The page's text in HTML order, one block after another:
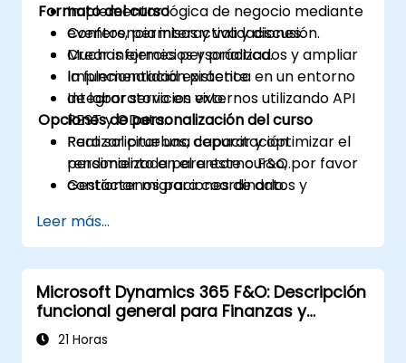
Implementar lógica de negocio mediante
eventos, permisos y validaciones.
Crear informes personalizados y ampliar
la funcionalidad existente.
Integrar servicios externos utilizando API
REST y OData.
Realizar pruebas, depurar y optimizar el
rendimiento en el entorno F&O.
Gestionar migraciones de datos y
Formato del curso
Conferencia interactiva y discusión.
Muchas ejercicios y práctica.
Implementación práctica en un entorno
de laboratorio en vivo.
Opciones de personalización del curso
Para solicitar una capacitación
personalizada para este curso, por favor
contáctenos para coordinarlo.
Leer más...
Microsoft Dynamics 365 F&O: Descripción
funcional general para Finanzas y
Cadena de Suministro
21 Horas